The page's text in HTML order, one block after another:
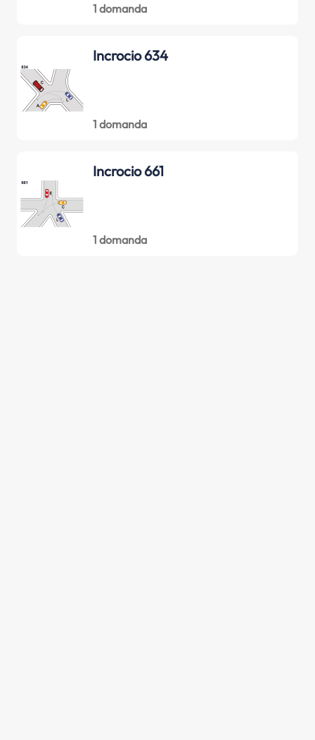
1 domanda
Incrocio 634
1 domanda
Incrocio 661
1 domanda